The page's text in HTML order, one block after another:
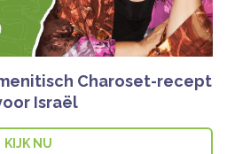
Charoset-recept
Israël
KIJK NU